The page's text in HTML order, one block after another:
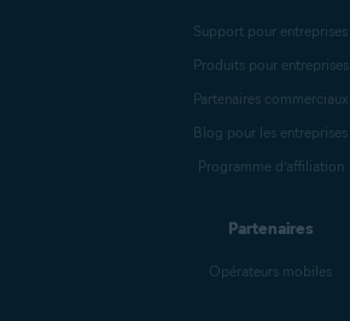
Support pour entreprises
Produits pour entreprises
Partenaires commerciaux
Blog pour les entreprises
Programme d’affiliation
Partenaires
Opérateurs mobiles